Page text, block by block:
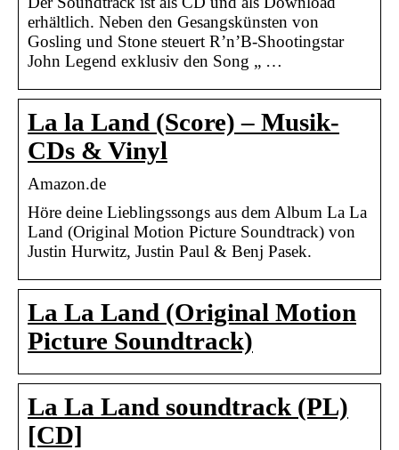
erhältlich. Neben den Gesangskünsten von
Gosling und Stone steuert R’n’B-Shootingstar
John Legend exklusiv den Song „ …
La la Land (Score) – Musik-
CDs & Vinyl
Amazon.de
Höre deine Lieblingssongs aus dem Album La La
Land (Original Motion Picture Soundtrack) von
Justin Hurwitz, Justin Paul & Benj Pasek.
La La Land (Original Motion
Picture Soundtrack)
La La Land soundtrack (PL)
[CD]